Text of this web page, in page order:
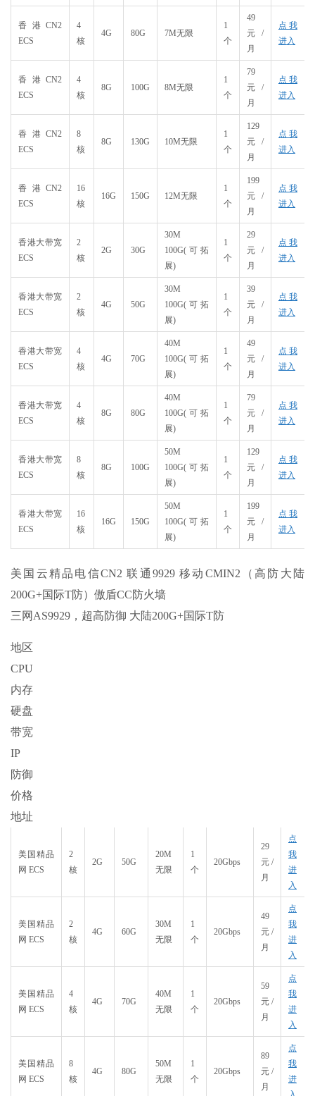
香港CN2
ECS
4
核
4G 80G 7M无限
1
个
49
元/
月
点我
进入
香港CN2
ECS
4
核
8G 100G 8M无限
1
个
79
元/
月
点我
进入
香港CN2
ECS
8
核
8G 130G 10M无限
1
个
129
元/
月
点我
进入
香港CN2
ECS
16
核
16G 150G 12M无限
1
个
199
元/
月
点我
进入
香港大带宽
ECS
2
核
2G 30G
30M
100G(可拓
展)
1
个
29
元/
月
点我
进入
香港大带宽
ECS
2
核
4G 50G
30M
100G(可拓
展)
1
个
39
元/
月
点我
进入
香港大带宽
ECS
4
核
4G 70G
40M
100G(可拓
展)
1
个
49
元/
月
点我
进入
香港大带宽
ECS
4
核
8G 80G
40M
100G(可拓
展)
1
个
79
元/
月
点我
进入
香港大带宽
ECS
8
核
8G 100G
50M
100G(可拓
展)
1
个
129
元/
月
点我
进入
香港大带宽
ECS
16
核
16G 150G
50M
100G(可拓
展)
1
个
199
元/
月
点我
进入
美国云精品电信CN2 联通9929 移动CMIN2（高防大陆
200G+国际T防）傲盾CC防火墙
三网AS9929，超高防御 大陆200G+国际T防
地区
CPU
内存
硬盘
带宽
IP
防御
价格
地址
美国精品
网 ECS
2
核
2G 50G
20M
无限
1
个
20Gbps
29
元/
月
点
我
进
入
美国精品
网 ECS
2
核
4G 60G
30M
无限
1
个
20Gbps
49
元/
月
点
我
进
入
美国精品
网 ECS
4
核
4G 70G
40M
无限
1
个
20Gbps
59
元/
月
点
我
进
入
美国精品
网 ECS
8
核
4G 80G
50M
无限
1
个
20Gbps
89
元/
月
点
我
进